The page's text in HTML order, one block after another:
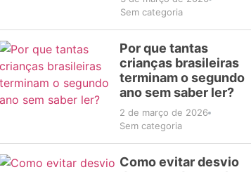
Sem categoria
Por que tantas
crianças brasileiras
terminam o segundo
ano sem saber ler?
2 de março de 2026
Sem categoria
Como evitar desvio